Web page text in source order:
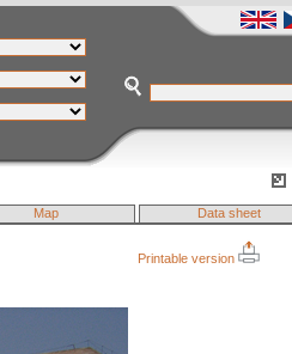
Map Data sheet
Printable version